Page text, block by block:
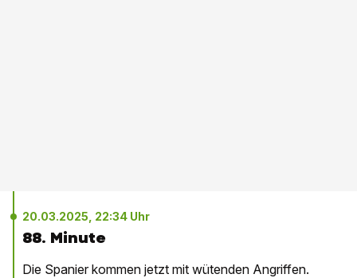
20.03.2025, 22:34 Uhr
88. Minute
Die Spanier kommen jetzt mit wütenden Angriffen.